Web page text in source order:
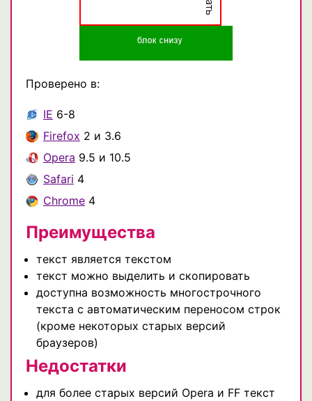
Проверено в:
IE 6-8
Firefox 2 и 3.6
Opera 9.5 и 10.5
Safari 4
Chrome 4
Преимущества
текст является текстом
текст можно выделить и скопировать
доступна возможность многострочного
текста с автоматическим переносом строк
(кроме некоторых старых версий
браузеров)
Недостатки
для более старых версий Opera и FF текст